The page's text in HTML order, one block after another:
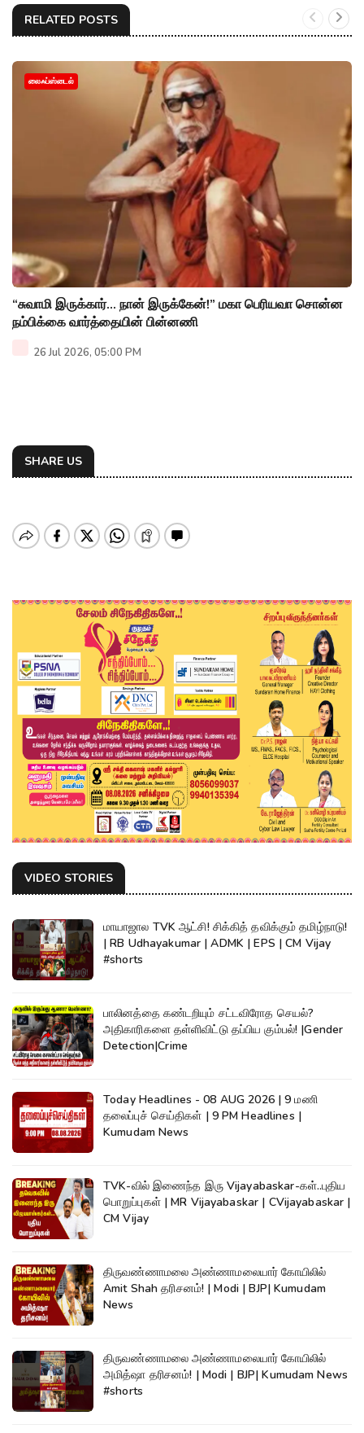
RELATED POSTS
லைஃப்ஸ்டைல்
“சுவாமி இருக்கார்... நான் இருக்கேன்!” மகா பெரியவா சொன்ன
நம்பிக்கை வார்த்தையின் பின்னணி
26 Jul 2026, 05:00 PM
SHARE US
VIDEO STORIES
மாயாஜால TVK ஆட்சி! சிக்கித் தவிக்கும் தமிழ்நாடு!
| RB Udhayakumar | ADMK | EPS | CM Vijay
#shorts
பாலினத்தை கண்டறியும் சட்டவிரோத செயல்?
அதிகாரிகளை தள்ளிவிட்டு தப்பிய கும்பல்! |Gender
Detection|Crime
Today Headlines - 08 AUG 2026 | 9 மணி
தலைப்புச் செய்திகள் | 9 PM Headlines |
Kumudam News
TVK-வில் இணைந்த இரு Vijayabaskar-கள்..புதிய
பொறுப்புகள் | MR Vijayabaskar | CVijayabaskar |
CM Vijay
திருவண்ணாமலை அண்ணாமலையார் கோயிலில்
Amit Shah தரிசனம்! | Modi | BJP| Kumudam
News
திருவண்ணாமலை அண்ணாமலையார் கோயிலில்
அமித்ஷா தரிசனம்! | Modi | BJP| Kumudam News
#shorts